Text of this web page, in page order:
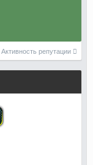
Активность репутации